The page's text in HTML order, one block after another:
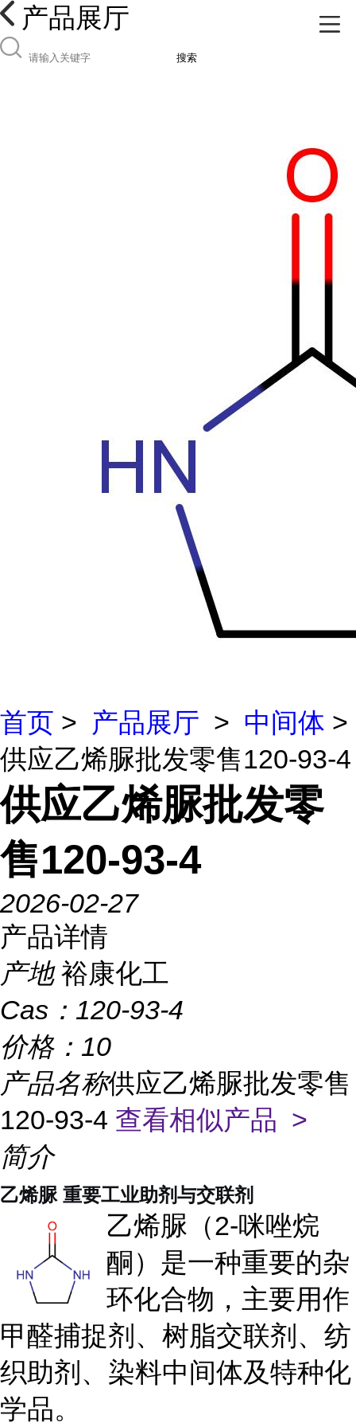
产品展厅
搜索
首页 > 产品展厅 > 中间体 >
供应乙烯脲批发零售120-93-4
供应乙烯脲批发零
售120-93-4
2026-02-27
产品详情
产地 裕康化工
Cas： 120-93-4
价格： 10
产品名称供应乙烯脲批发零售
120-93-4 查看相似产品 >
简介
乙烯脲 重要工业助剂与交联剂
乙烯脲（2-咪唑烷
酮）是一种重要的杂
环化合物，主要用作
甲醛捕捉剂、树脂交联剂、纺
织助剂、染料中间体及特种化
学品。